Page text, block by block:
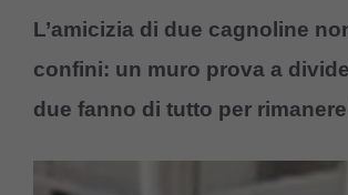
L’amicizia di due cagnoline
confini: un muro prova a
due fanno di tutto per